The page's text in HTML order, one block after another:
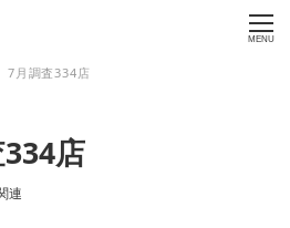
MENU
月調査334店
店
連